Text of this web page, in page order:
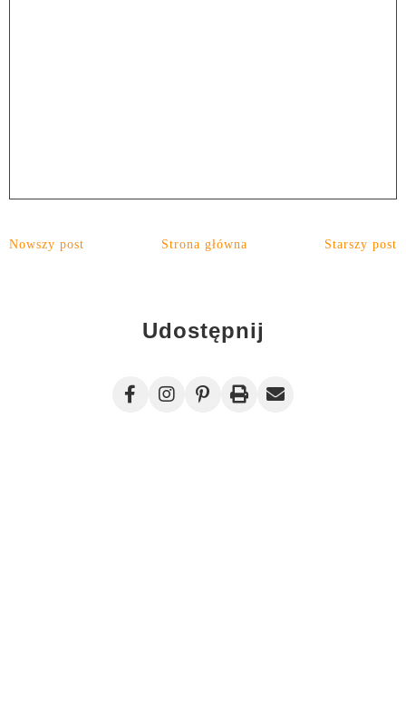
Nowszy post Starszy post
Strona główna
Udostępnij